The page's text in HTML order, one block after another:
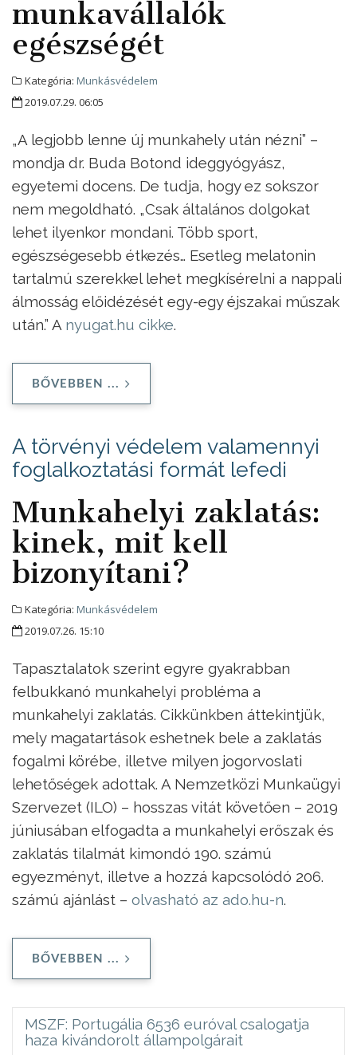
munkavállalók
egészségét
Kategória: Munkásvédelem
2019.07.29. 06:05
„A legjobb lenne új munkahely után nézni” –
mondja dr. Buda Botond ideggyógyász,
egyetemi docens. De tudja, hogy ez sokszor
nem megoldható. „Csak általános dolgokat
lehet ilyenkor mondani. Több sport,
egészségesebb étkezés… Esetleg melatonin
tartalmú szerekkel lehet megkísérelni a nappali
álmosság előidézését egy-egy éjszakai műszak
után.” A nyugat.hu cikke.
BŐVEBBEN ...
A törvényi védelem valamennyi
foglalkoztatási formát lefedi
Munkahelyi zaklatás:
kinek, mit kell
bizonyítani?
Kategória: Munkásvédelem
2019.07.26. 15:10
Tapasztalatok szerint egyre gyakrabban
felbukkanó munkahelyi probléma a
munkahelyi zaklatás. Cikkünkben áttekintjük,
mely magatartások eshetnek bele a zaklatás
fogalmi körébe, illetve milyen jogorvoslati
lehetőségek adottak. A Nemzetközi Munkaügyi
Szervezet (ILO) – hosszas vitát követően – 2019
júniusában elfogadta a munkahelyi erőszak és
zaklatás tilalmát kimondó 190. számú
egyezményt, illetve a hozzá kapcsolódó 206.
számú ajánlást – olvasható az ado.hu-n.
BŐVEBBEN ...
MSZF: Portugália 6536 euróval csalogatja
haza kivándorolt állampolgárait